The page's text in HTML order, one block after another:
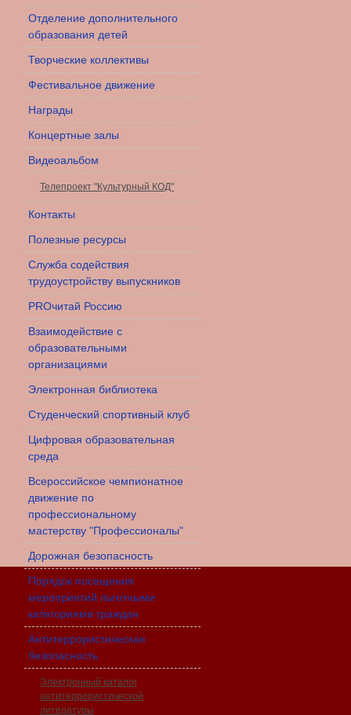
Отделение дополнительного
образования детей
Творческие коллективы
Фестивальное движение
Награды
Концертные залы
Видеоальбом
Телепроект "Культурный КОД"
Контакты
Полезные ресурсы
Служба содействия
трудоустройству выпускников
PROчитай Россию
Взаимодействие с
образовательными
организациями
Электронная библиотека
Студенческий спортивный клуб
Цифровая образовательная
среда
Всероссийское чемпионатное
движение по
профессиональному
мастерству "Профессионалы"
Дорожная безопасность
Порядок посещения
мероприятий льготными
категориями граждан
Антитеррористическая
безопасность
Электронный каталог
антитеррористической
литературы